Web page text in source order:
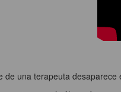
de una terapeuta